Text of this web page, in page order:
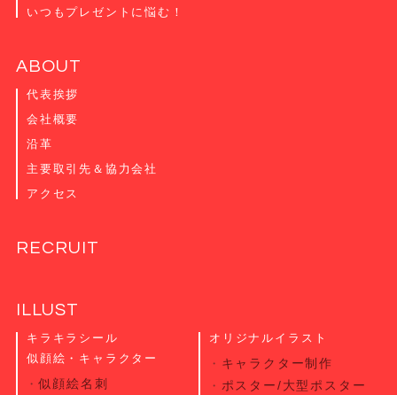
いつもプレゼントに悩む！
ABOUT
代表挨拶
会社概要
沿革
主要取引先＆協力会社
アクセス
RECRUIT
ILLUST
キラキラシール
似顔絵・キャラクター
似顔絵名刺
オリジナルイラスト
キャラクター制作
ポスター/大型ポスター